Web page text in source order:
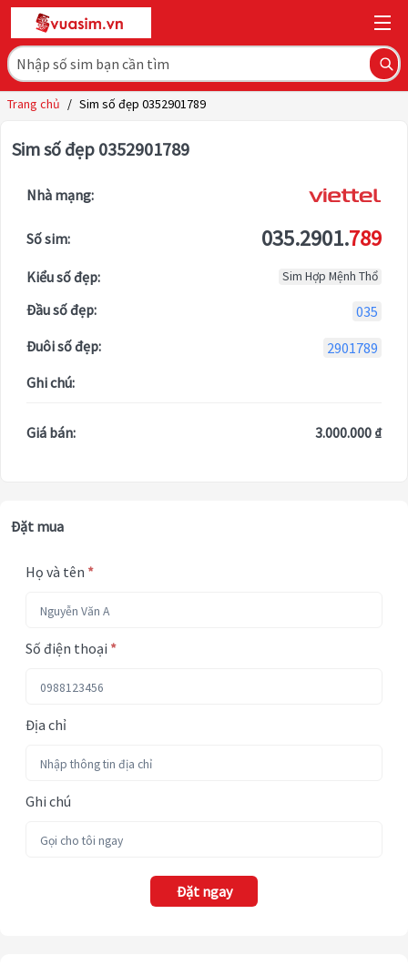
Trang chủ / Sim số đẹp 0352901789
Sim số đẹp 0352901789
Nhà mạng:
Số sim: 035.2901.789
Kiểu số đẹp: Sim Hợp Mệnh Thổ
Đầu số đẹp:
035
Đuôi số đẹp:
2901789
Ghi chú:
Giá bán: 3.000.000 ₫
Đặt mua
Họ và tên *
Số điện thoại *
Địa chỉ
Ghi chú
Đặt ngay